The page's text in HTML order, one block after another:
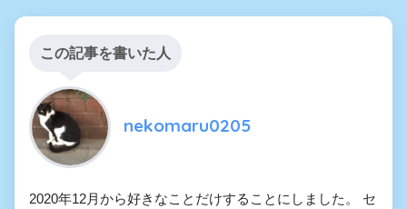
この記事を書いた人
nekomaru0205
2020年12月から好きなことだけすることにしました。 セ